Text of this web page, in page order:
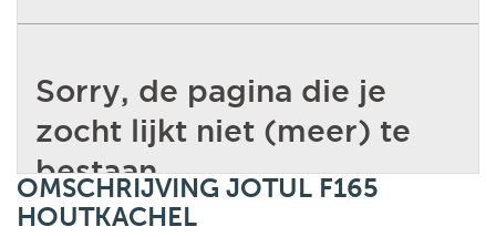
OMSCHRIJVING JOTUL F165
HOUTKACHEL